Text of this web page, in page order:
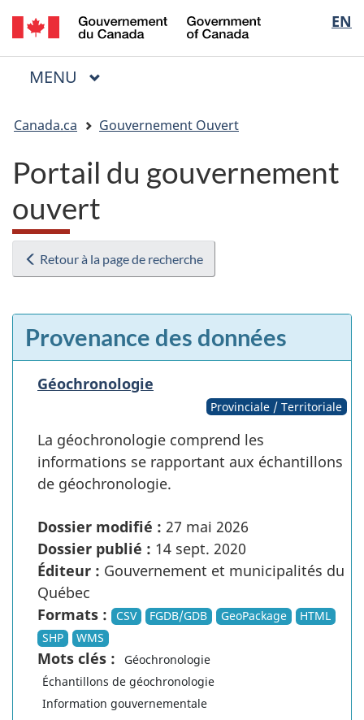
Passer
au
contenu
Passer
à
« Au
Passer
à
la
EN
of
Menu
MENU PRINCIPAL
êtes
ici
Canada.ca Gouvernement Ouvert
Portail du gouvernement
ouvert
Retour à la page de recherche
Provenance des données
Géochronologie
Provinciale / Territoriale
La géochronologie comprend les
informations se rapportant aux échantillons
de géochronologie.
Dossier modifié : 27 mai 2026
Dossier publié : 14 sept. 2020
Éditeur : Gouvernement et municipalités du
Québec
Formats :
CSV FGDB/GDB GeoPackage
HTML
SHP
WMS
Mots clés :
Géochronologie
Échantillons de géochronologie
Information gouvernementale